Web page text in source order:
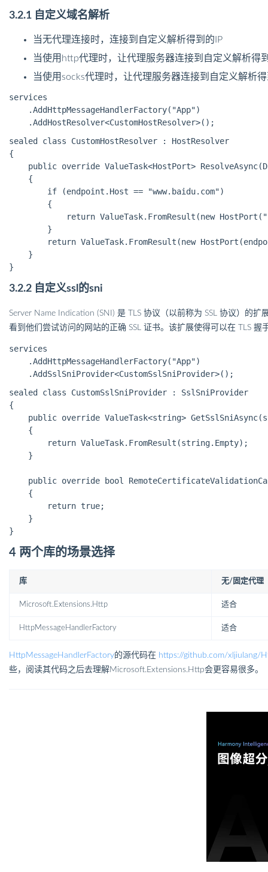
3.2.1 自定义域名解析
当无代理连接时，连接到自定义解析得到的IP
当使用http代理时，让代理服务器连接到自定义解析得
当使用socks代理时，让代理服务器连接到自定义解析得
services
    .AddHttpMessageHandlerFactory("App")
sealed class CustomHostResolver : HostResolver
{
public override ValueTask<HostPort>
    {
        if (endpoint.Host == "www.baidu.com")
        {
return ValueTask.FromResult(new
        }
return ValueTask.FromResult(new
    }
3.2.2 自定义ssl的sni
Server Name Indication (SNI) 是 TLS 协议（以前称为 SSL 协议）的
看到他们尝试访问的网站的正确 SSL 证书。该扩展使得可以在 TLS
services
    .AddHttpMessageHandlerFactory("App")
sealed class CustomSslSniProvider : SslSniProvider
{
public override ValueTask<string>
    {
        return ValueTask.FromResult(string.Empty);
    }
public override bool
    {
        return true;
    }
4 两个库的场景选择
库 无/固定代理
Microsoft.Extensions.Http 适合
HttpMessageHandlerFactory 适合
HttpMessageHandlerFactory的源代码在 https://github.com/xljiulang/
些，阅读其代码之后去理解Microsoft.Extensions.Http会更容易很多。